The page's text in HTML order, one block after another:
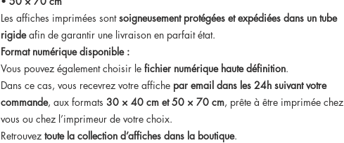
Les affiches imprimées sontsoigneusement protégées et expédiées dans un tube
rigideafin de garantir une livraison en parfait état.
Format numérique disponible :
Vous pouvez également choisir le fichier numérique haute définition.
Dans ce cas, vous recevrez votre affiche par email dans les 24h suivant votre
commande, aux formats 30 × 40 cm et 50 × 70 cm, prête à être imprimée chez
vous ou chez l’imprimeur de votre choix.
Retrouvez toute la collection d’affiches dans la boutique.